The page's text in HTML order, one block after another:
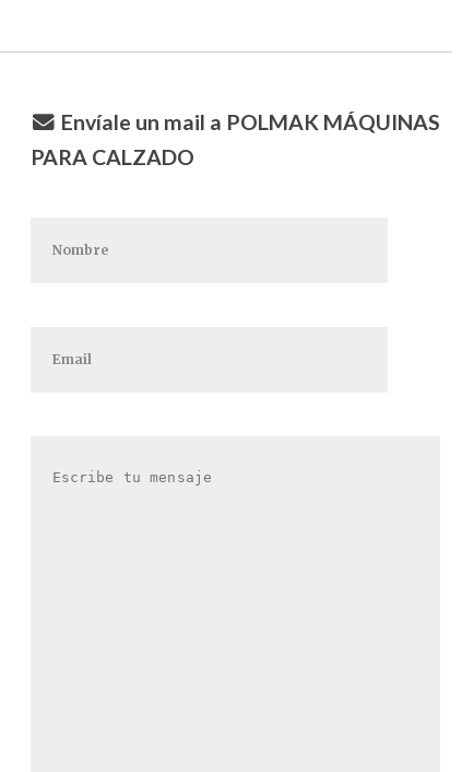
Envíale un mail a POLMAK MÁQUINAS
PARA CALZADO